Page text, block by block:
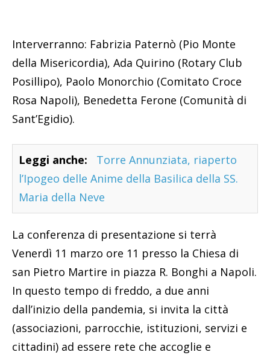
Interverranno: Fabrizia Paternò (Pio Monte
della Misericordia), Ada Quirino (Rotary Club
Posillipo), Paolo Monorchio (Comitato Croce
Rosa Napoli), Benedetta Ferone (Comunità di
Sant’Egidio).
Leggi anche:
Torre Annunziata, riaperto
l’Ipogeo delle Anime della Basilica della SS.
Maria della Neve
La conferenza di presentazione si terrà
Venerdì 11 marzo ore 11 presso la Chiesa di
san Pietro Martire in piazza R. Bonghi a Napoli.
In questo tempo di freddo, a due anni
dall’inizio della pandemia, si invita la città
(associazioni, parrocchie, istituzioni, servizi e
cittadini) ad essere rete che accoglie e